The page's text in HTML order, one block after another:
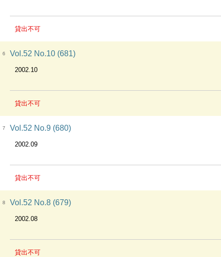
貸出不可
6 Vol.52 No.10 (681)
2002.10
貸出不可
7 Vol.52 No.9 (680)
2002.09
貸出不可
8 Vol.52 No.8 (679)
2002.08
貸出不可